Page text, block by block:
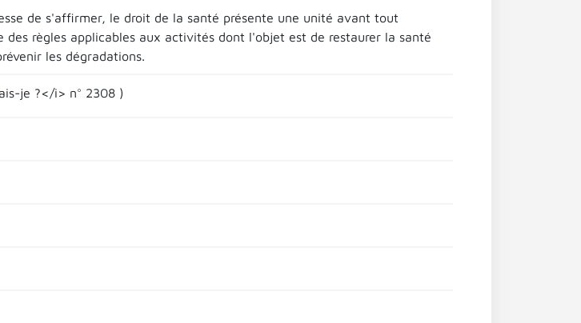
de s'affirmer, le droit de la santé présente une unité avant tout
des règles applicables aux activités dont l'objet est de restaurer la santé
les dégradations.
je ?</i> n° 2308 )